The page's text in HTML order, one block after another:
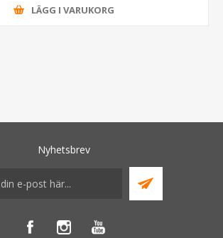
LÄGG I VARUKORG
Nyhetsbrev